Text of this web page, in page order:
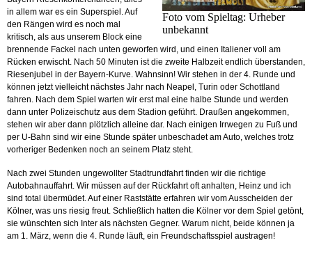
Foto vom Spieltag: Urheber
unbekannt
in allem war es ein Superspiel. Auf
den Rängen wird es noch mal
kritisch, als aus unserem Block eine
brennende Fackel nach unten geworfen wird, und einen Italiener voll am
Rücken erwischt. Nach 50 Minuten ist die zweite Halbzeit endlich überstanden,
Riesenjubel in der Bayern-Kurve. Wahnsinn! Wir stehen in der 4. Runde und
können jetzt vielleicht nächstes Jahr nach Neapel, Turin oder Schottland
fahren. Nach dem Spiel warten wir erst mal eine halbe Stunde und werden
dann unter Polizeischutz aus dem Stadion geführt. Draußen angekommen,
stehen wir aber dann plötzlich alleine dar. Nach einigen Irrwegen zu Fuß und
per U-Bahn sind wir eine Stunde später unbeschadet am Auto, welches trotz
vorheriger Bedenken noch an seinem Platz steht.
Nach zwei Stunden ungewollter Stadtrundfahrt finden wir die richtige
Autobahnauffahrt. Wir müssen auf der Rückfahrt oft anhalten, Heinz und ich
sind total übermüdet. Auf einer Raststätte erfahren wir vom Ausscheiden der
Kölner, was uns riesig freut. Schließlich hatten die Kölner vor dem Spiel getönt,
sie wünschten sich Inter als nächsten Gegner. Warum nicht, beide können ja
am 1. März, wenn die 4. Runde läuft, ein Freundschaftsspiel austragen!